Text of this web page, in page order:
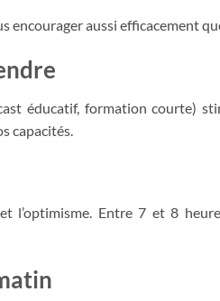
encourager aussi efficacement
éducatif, formation courte)
capacités.
l’optimisme. Entre 7 et 8